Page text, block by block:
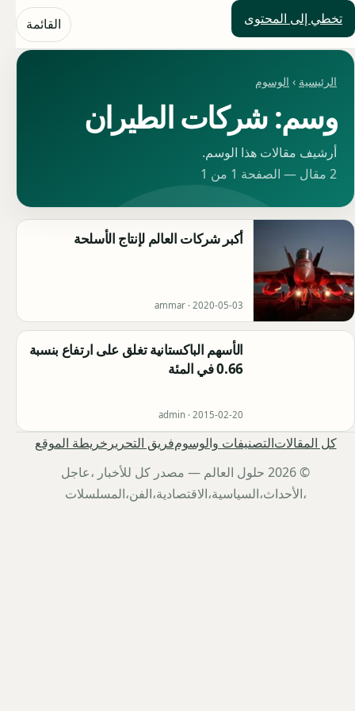
تخطي إلى المحتوى
حلول العالم القائمة
الرئيسية › الوسوم
وسم: شركات الطيران
أرشيف مقالات هذا الوسم.
2 مقال — الصفحة 1 من 1
أكبر شركات العالم لإنتاج الأسلحة
ammar · 2020-05-03
الأسهم الباكستانية تغلق على ارتفاع بنسبة
0.66 في المئة
admin · 2015-02-20
كل المقالاتالتصنيفات والوسومفريق التحرير خريطة الموقع
© 2026 حلول العالم — مصدر كل للأخبار ،عاجل
،الأحداث،السياسية،الاقتصادية،الفن،المسلسلات